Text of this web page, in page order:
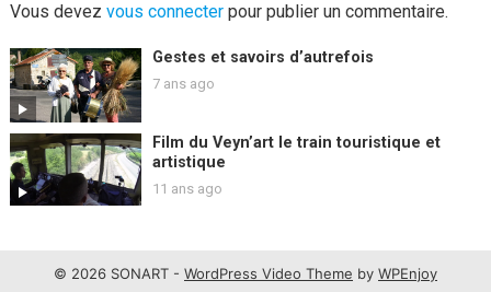
Vous devez vous connecterpour publier un commentaire.
Gestes et savoirs d’autrefois
7 ans ago
Film du Veyn’art le train touristique et
artistique
11 ans ago
© 2026 SONART - WordPress Video Theme by WPEnjoy